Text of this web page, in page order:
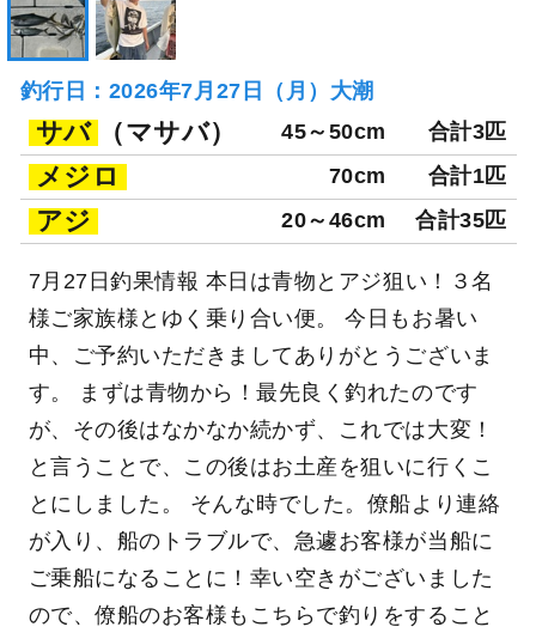
釣行日：2026年7月27日（月）大潮
サバ （マサバ） 45～50cm 合計3匹
メジロ 70cm 合計1匹
アジ 20～46cm 合計35匹
7月27日釣果情報 本日は青物とアジ狙い！３名
様ご家族様とゆく乗り合い便。 今日もお暑い
中、ご予約いただきましてありがとうございま
す。 まずは青物から！最先良く釣れたのです
が、その後はなかなか続かず、これでは大変！
と言うことで、この後はお土産を狙いに行くこ
とにしました。 そんな時でした。僚船より連絡
が入り、船のトラブルで、急遽お客様が当船に
ご乗船になることに！幸い空きがございました
ので、僚船のお客様もこちらで釣りをすること